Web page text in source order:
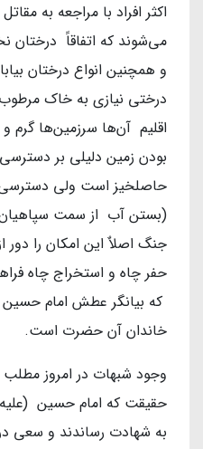
اکثر افراد با مراجعه به
می‌شوند که اتفاقاً درختان
و همچنین انواع درختان
درختی نیازی به خاک
اقلیم آن‌ها سرزمین‌ها
بودن زمین دلیلی بر
حاصلخیز است ولی
(بستن آب از سمت سپاهیان
جنگ اصلاٌ این امکان را
حفر چاه و استخراج چاه
که بیانگر عطش امام حسین
خاندان آن حضرت است.
وجود شبهات در امروز
حقیقت که امام حسین (علیه
به شهادت رساندند و سعی